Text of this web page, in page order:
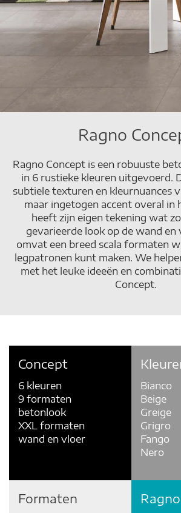
Ragno
Ragno Concept is een robuuste
in 6 rustieke kleuren uitgevoerd.
subtiele texturen en kleurnuances
maar ingetogen accent overal in
heeft zijn eigen tekening wat
gevarieerde look op de wand en
omvat een breed scala formaten
legpatronen kunt maken. We
met het leuke ideeën en
Concept.
Concept
6 kleuren
9 formaten
betonlook
XXL formaten
wand en vloer
Bianco
Beige
Greige
Grigro
Fango
Nero
Formaten Ragno